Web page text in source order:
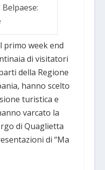
primo week end
di visitatori
della Regione
hanno scelto
turistica e
varcato la
di Quaglietta
di “Ma